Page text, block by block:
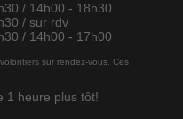
/ 14h00 - 18h30
/ sur rdv
/ 14h00 - 17h00
sur rendez-vous. Ces
1 heure plus tôt!